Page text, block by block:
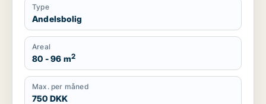
Type
Andelsbolig
Areal
80 - 96 m2
Max. per måned
750 DKK